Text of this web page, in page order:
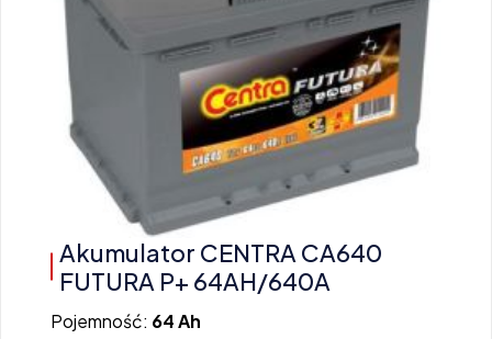
Akumulator CENTRA CA640
FUTURA P+ 64AH/640A
Pojemność: 64 Ah